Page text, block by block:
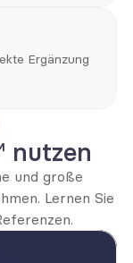
Ergänzung
nutzen
und große
Lernen Sie